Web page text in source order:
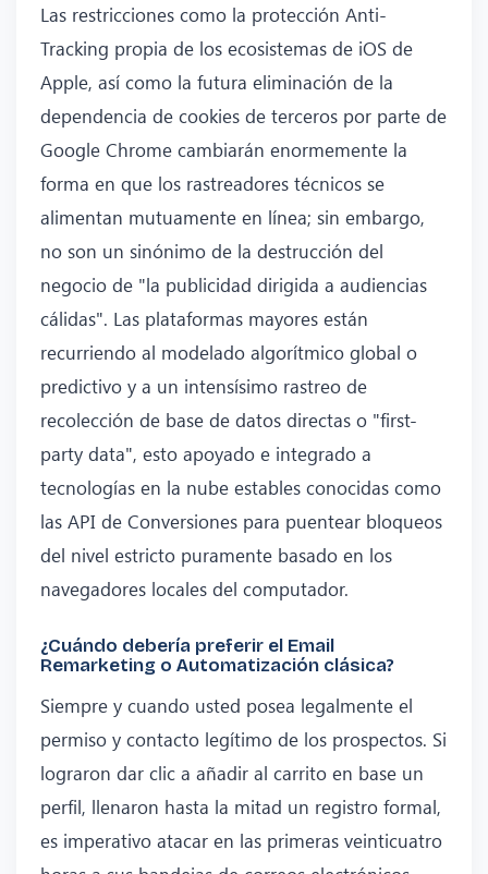
Las restricciones como la protección Anti-
Tracking propia de los ecosistemas de iOS de
Apple, así como la futura eliminación de la
dependencia de cookies de terceros por parte de
Google Chrome cambiarán enormemente la
forma en que los rastreadores técnicos se
alimentan mutuamente en línea; sin embargo,
no son un sinónimo de la destrucción del
negocio de "la publicidad dirigida a audiencias
cálidas". Las plataformas mayores están
recurriendo al modelado algorítmico global o
predictivo y a un intensísimo rastreo de
recolección de base de datos directas o "first-
party data", esto apoyado e integrado a
tecnologías en la nube estables conocidas como
las API de Conversiones para puentear bloqueos
del nivel estricto puramente basado en los
navegadores locales del computador.
¿Cuándo debería preferir el Email
Remarketing o Automatización clásica?
Siempre y cuando usted posea legalmente el
permiso y contacto legítimo de los prospectos. Si
lograron dar clic a añadir al carrito en base un
perfil, llenaron hasta la mitad un registro formal,
es imperativo atacar en las primeras veinticuatro